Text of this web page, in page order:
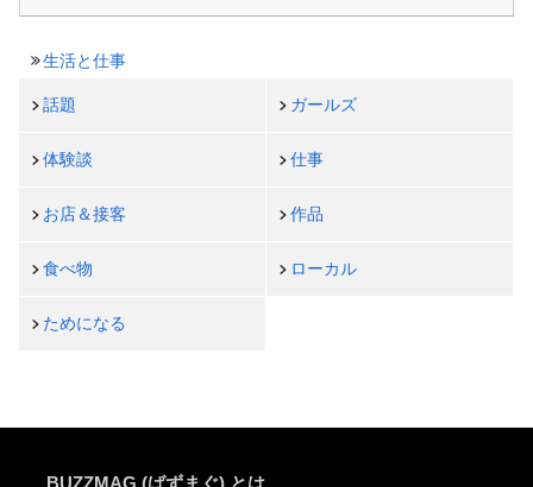
生活と仕事
話題 ガールズ
体験談 仕事
お店＆接客 作品
食べ物 ローカル
ためになる